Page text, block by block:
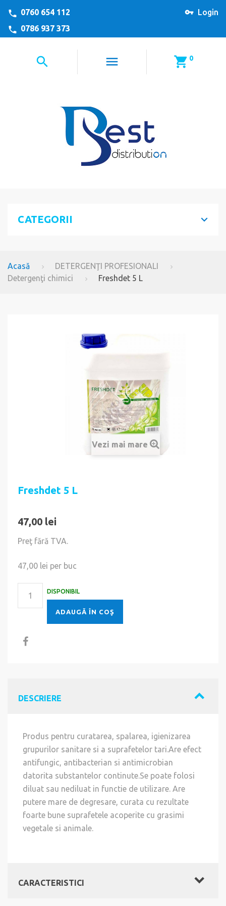
Login
0760 654 112
0786 937 373
0
CATEGORII
Acasă
DETERGENŢI PROFESIONALI
Detergenţi chimici
Freshdet 5 L
Vezi mai mare
Freshdet 5 L
47,00 lei
Preţ fără TVA.
47,00 lei per buc
DISPONIBIL
ADAUGĂ ÎN COŞ
DESCRIERE
Produs pentru curatarea, spalarea, igienizarea
grupurilor sanitare si a suprafetelor tari.Are efect
antifungic, antibacterian si antimicrobian
datorita substantelor continute.Se poate folosi
diluat sau nediluat in functie de utilizare. Are
putere mare de degresare, curata cu rezultate
foarte bune suprafetele acoperite cu grasimi
vegetale si animale.
CARACTERISTICI